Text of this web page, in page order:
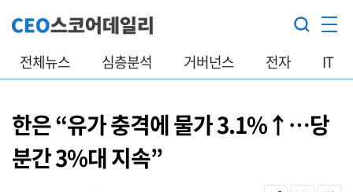
전체뉴스 심층분석 거버넌스 전자 IT
한은 “유가 충격에 물가 3.1%↑…당
분간 3%대 지속”